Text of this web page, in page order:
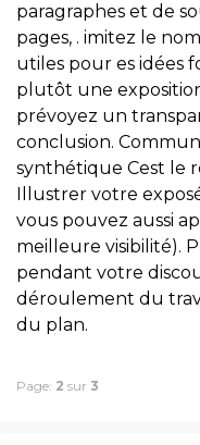
paragraphes et de
pages, . imitez le
utiles pour es idées
plutôt une
prévoyez un
conclusion.
synthétique Cest le
Illustrer votre
vous pouvez aussi
meilleure visibilité).
pendant votre
déroulement du
du plan.
Page: 2 sur 3